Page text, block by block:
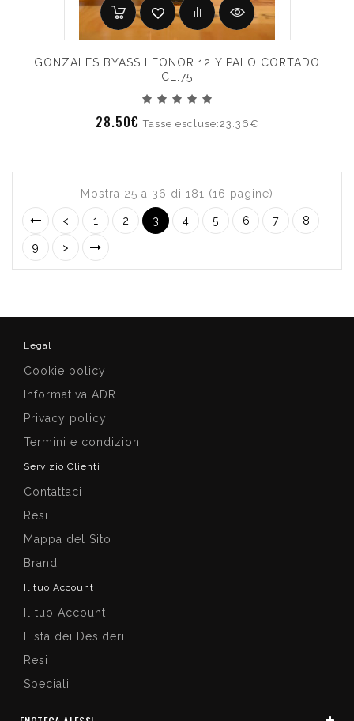
GONZALES BYASS LEONOR 12 Y PALO CORTADO
CL.75
28.50€Tasse escluse:23.36€
Mostra 25 a 36 di 181 (16 pagine)
< 1 2 3 4 5 6 7 8
9 >
Legal
Cookie policy
Informativa ADR
Privacy policy
Termini e condizioni
Servizio Clienti
Contattaci
Resi
Mappa del Sito
Brand
Il tuo Account
Il tuo Account
Lista dei Desideri
Resi
Speciali